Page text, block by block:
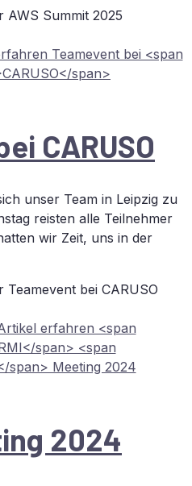
AWS Sum­mit 2025
CARUSO
unser Team in Leipzig zu
reisten alle Teilnehmer
wir Zeit, uns in der
Team­e­vent bei CARUSO
2024